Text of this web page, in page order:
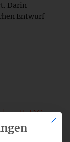
Darin
Entwurf
IFRS- Mit